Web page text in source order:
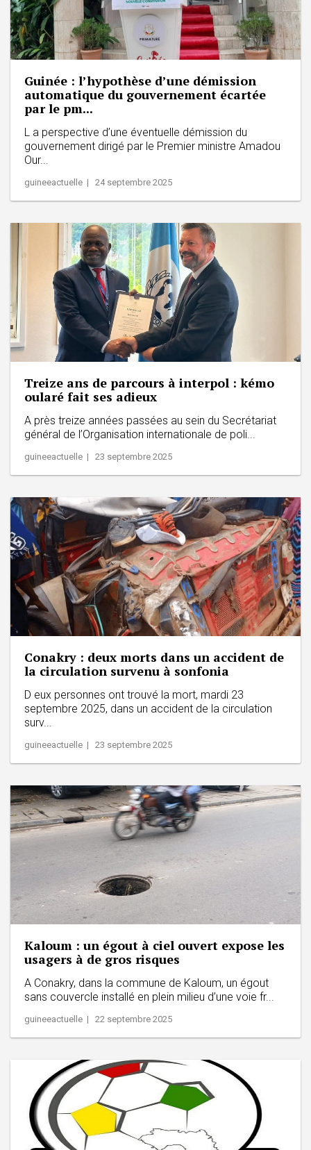
Guinée : l’hypothèse d’une démission
automatique du gouvernement écartée
par le pm...
L a perspective d’une éventuelle démission du
gouvernement dirigé par le Premier ministre Amadou
Our...
guineeactuelle | 24 septembre 2025
Treize ans de parcours à interpol : kémo
oularé fait ses adieux
A près treize années passées au sein du Secrétariat
général de l’Organisation internationale de poli...
guineeactuelle | 23 septembre 2025
Conakry : deux morts dans un accident de
la circulation survenu à sonfonia
D eux personnes ont trouvé la mort, mardi 23
septembre 2025, dans un accident de la circulation
surv...
guineeactuelle | 23 septembre 2025
Kaloum : un égout à ciel ouvert expose les
usagers à de gros risques
A Conakry, dans la commune de Kaloum, un égout
sans couvercle installé en plein milieu d’une voie fr...
guineeactuelle | 22 septembre 2025